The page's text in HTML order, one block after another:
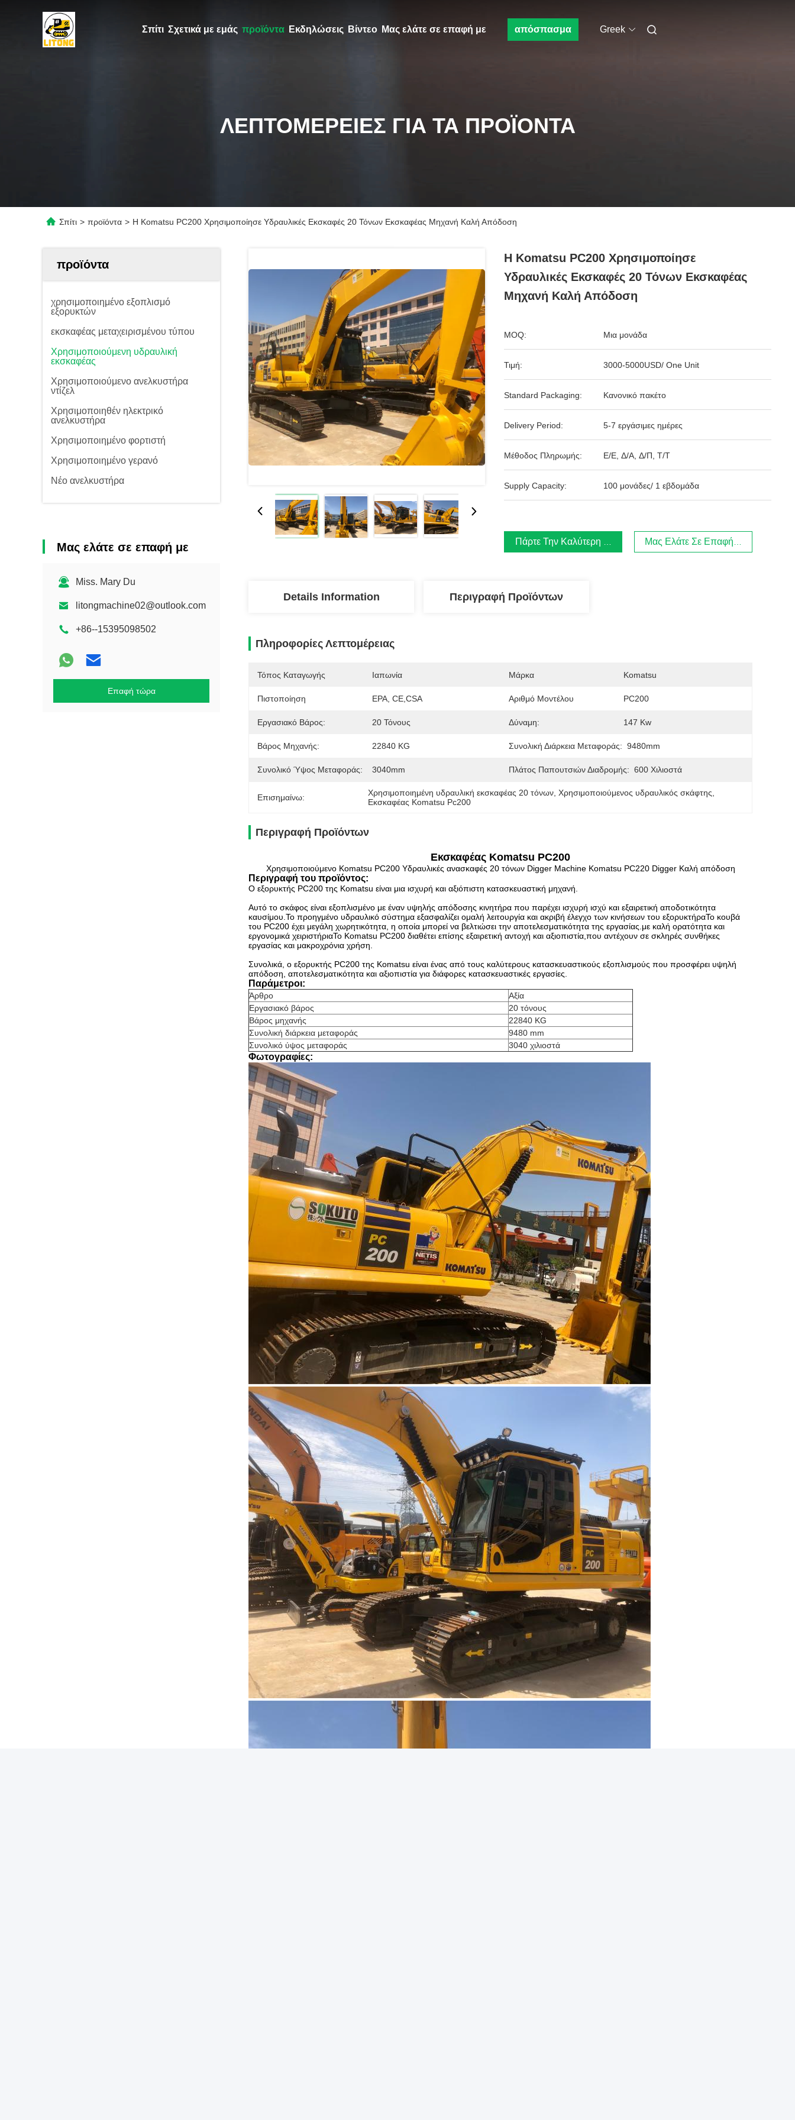
Σπίτι Σχετικά με εμάς προϊόντα Εκδηλώσεις Βίντεο Μας ελάτε σε επαφή με απόσπασμα Greek
ΛΕΠΤΟΜΈΡΕΙΕΣ ΓΙΑ ΤΑ ΠΡΟΪΌΝΤΑ
Σπίτι > προϊόντα > Η Komatsu PC200 Χρησιμοποίησε Υδραυλικές Εκσκαφές 20 Τόνων Εκσκαφέας Μηχανή Καλή Απόδοση
προϊόντα
χρησιμοποιημένο εξοπλισμό
εξορυκτών
εκσκαφέας μεταχειρισμένου τύπου
Χρησιμοποιούμενη υδραυλική
εκσκαφέας
Χρησιμοποιούμενο ανελκυστήρα
ντίζελ
Χρησιμοποιηθέν ηλεκτρικό
ανελκυστήρα
Χρησιμοποιημένο φορτιστή
Χρησιμοποιημένο γερανό
Νέο ανελκυστήρα
Μας ελάτε σε επαφή με
Miss. Mary Du
litongmachine02@outlook.com
+86--15395098502
Επαφή τώρα
Η Komatsu PC200 Χρησιμοποίησε
Υδραυλικές Εκσκαφές 20 Τόνων Εκσκαφέας
Μηχανή Καλή Απόδοση
MOQ: Μια μονάδα
Τιμή: 3000-5000USD/ One Unit
Standard Packaging: Κανονικό πακέτο
Delivery Period: 5-7 εργάσιμες ημέρες
Μέθοδος Πληρωμής: Ε/Ε, Δ/Α, Δ/Π, Τ/Τ
Supply Capacity: 100 μονάδες/ 1 εβδομάδα
Πάρτε Την Καλύτερη Τιμή Μας Ελάτε Σε Επαφή Με
Details Information Περιγραφή Προϊόντων
Πληροφορίες Λεπτομέρειας
Τόπος Καταγωγής Ιαπωνία Μάρκα Komatsu
Πιστοποίηση EPA, CE,CSA Αριθμό Μοντέλου PC200
Εργασιακό Βάρος: 20 Τόνους Δύναμη: 147 Kw
Βάρος Μηχανής: 22840 KG Συνολική Διάρκεια Μεταφοράς: 9480mm
Συνολικό Ύψος Μεταφοράς: 3040mm Πλάτος Παπουτσιών Διαδρομής: 600 Χιλιοστά
Επισημαίνω: Χρησιμοποιημένη υδραυλική εκσκαφέας 20 τόνων , Χρησιμοποιούμενος υδραυλικός σκάφτης
Εκσκαφέας Komatsu Pc200
Περιγραφή Προϊόντων
Εκσκαφέας Komatsu PC200
Χρησιμοποιούμενο Komatsu PC200 Υδραυλικές ανασκαφές 20 τόνων Digger Machine Komatsu PC220 Digger Καλή απόδοση
Περιγραφή του προϊόντος:
Ο εξορυκτής PC200 της Komatsu είναι μια ισχυρή και αξιόπιστη κατασκευαστική μηχανή.
Αυτό το σκάφος είναι εξοπλισμένο με έναν υψηλής απόδοσης κινητήρα που παρέχει ισχυρή ισχύ και εξαιρετική αποδοτικότητα
καυσίμου.Το προηγμένο υδραυλικό σύστημα εξασφαλίζει ομαλή λειτουργία και ακριβή έλεγχο των κινήσεων του εξορυκτήραΤο κουβά
του PC200 έχει μεγάλη χωρητικότητα, η οποία μπορεί να βελτιώσει την αποτελεσματικότητα της εργασίας.με καλή ορατότητα και
εργονομικά χειριστήριαΤο Komatsu PC200 διαθέτει επίσης εξαιρετική αντοχή και αξιοπιστία,που αντέχουν σε σκληρές συνθήκες
εργασίας και μακροχρόνια χρήση.
Συνολικά, ο εξορυκτής PC200 της Komatsu είναι ένας από τους καλύτερους κατασκευαστικούς εξοπλισμούς που προσφέρει υψηλή
απόδοση, αποτελεσματικότητα και αξιοπιστία για διάφορες κατασκευαστικές εργασίες.
Παράμετροι:
Άρθρο
Αξία
Εργασιακό βάρος
20 τόνους
Βάρος μηχανής
22840 KG
Συνολική διάρκεια μεταφοράς
9480 mm
Συνολικό ύψος μεταφοράς
3040 χιλιοστά
Φωτογραφίες: